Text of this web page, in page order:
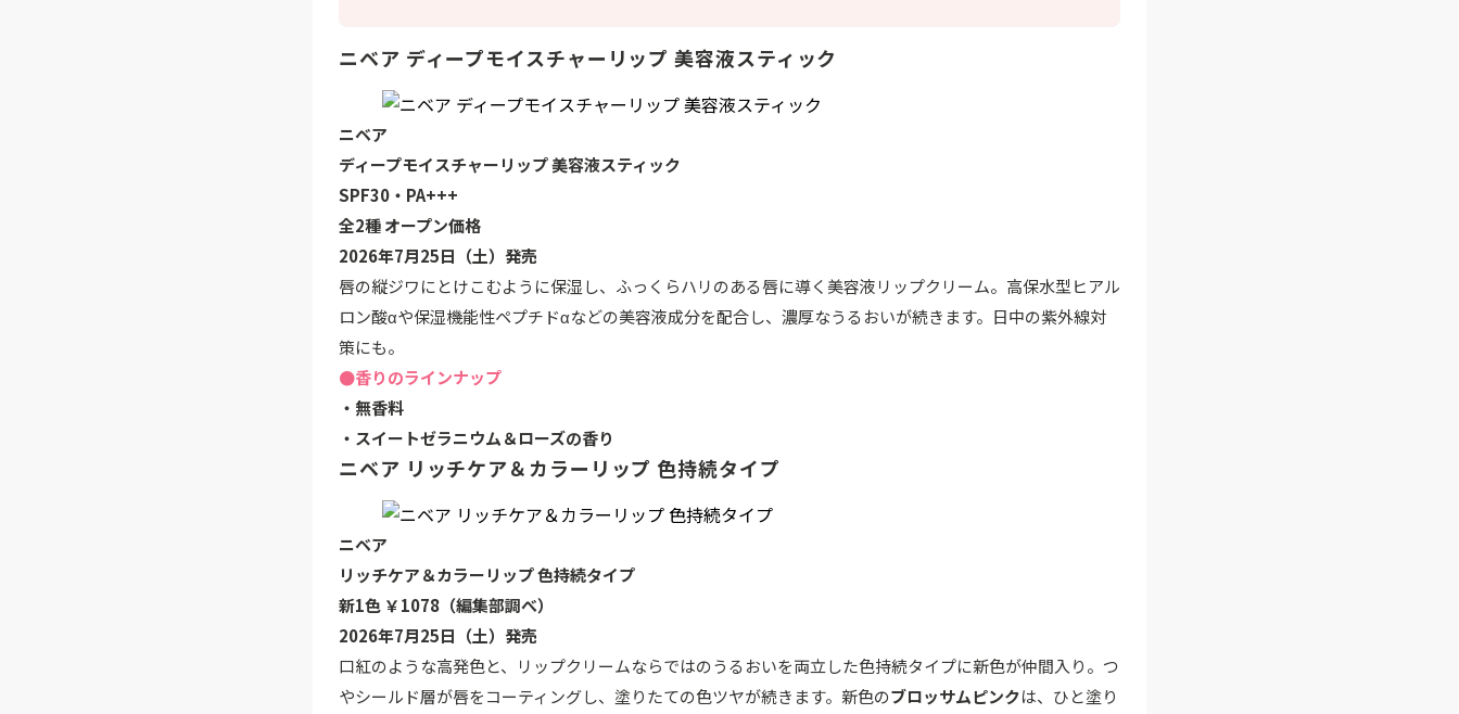
ニベア ディープモイスチャーリップ 美容液スティック
ニベア
ディープモイスチャーリップ 美容液スティック
SPF30・PA+++
全2種 オープン価格
2026年7月25日（土）発売
唇の縦ジワにとけこむように保湿し、ふっくらハリのある唇に導く美容液リップクリーム。高保水型ヒアル
ロン酸αや保湿機能性ペプチドαなどの美容液成分を配合し、濃厚なうるおいが続きます。日中の紫外線対
策にも。
●香りのラインナップ
・無香料
・スイートゼラニウム＆ローズの香り
ニベア リッチケア＆カラーリップ 色持続タイプ
ニベア
リッチケア＆カラーリップ 色持続タイプ
新1色 ￥1078（編集部調べ）
2026年7月25日（土）発売
口紅のような高発色と、リップクリームならではのうるおいを両立した色持続タイプに新色が仲間入り。つ
やシールド層が唇をコーティングし、塗りたての色ツヤが続きます。新色のブロッサムピンクは、ひと塗り